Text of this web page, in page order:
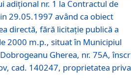
adiţional nr. 1 la Contractul de
29.05.1997 având ca obiect
directă, fără licitație publică a
2000 m.p., situat în Municipiul
Gherea, nr. 75A,
cad. 140247, proprietatea